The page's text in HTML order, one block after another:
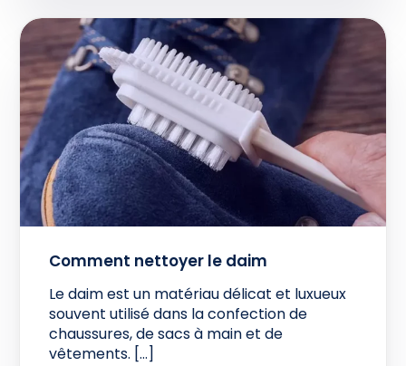
Comment nettoyer le daim
Le daim est un matériau délicat et luxueux
souvent utilisé dans la confection de
chaussures, de sacs à main et de
vêtements. […]